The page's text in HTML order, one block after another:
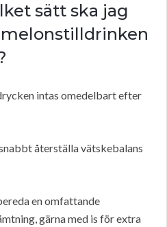
sätt ska jag
intas omedelbart efter
återställa vätskebalans
en omfattande
gärna med is för extra